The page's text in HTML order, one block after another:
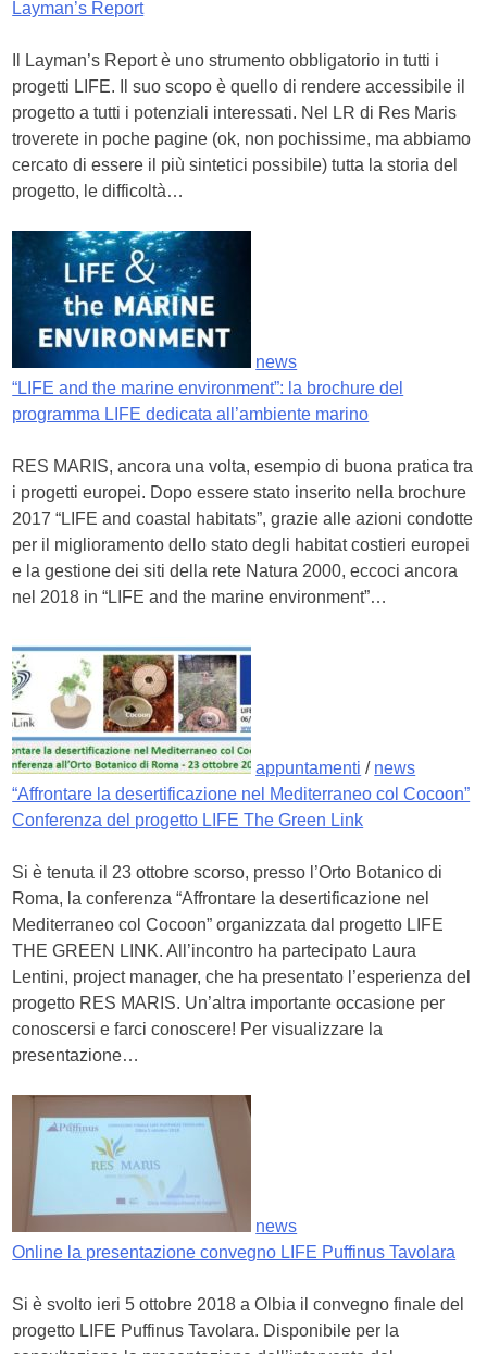
Layman’s Report
Il Layman’s Report è uno strumento obbligatorio in tutti i
progetti LIFE. Il suo scopo è quello di rendere accessibile il
progetto a tutti i potenziali interessati. Nel LR di Res Maris
troverete in poche pagine (ok, non pochissime, ma abbiamo
cercato di essere il più sintetici possibile) tutta la storia del
progetto, le difficoltà…
news
“LIFE and the marine environment”: la brochure del
programma LIFE dedicata all’ambiente marino
RES MARIS, ancora una volta, esempio di buona pratica tra
i progetti europei. Dopo essere stato inserito nella brochure
2017 “LIFE and coastal habitats”, grazie alle azioni condotte
per il miglioramento dello stato degli habitat costieri europei
e la gestione dei siti della rete Natura 2000, eccoci ancora
nel 2018 in “LIFE and the marine environment”…
appuntamenti / news
“Affrontare la desertificazione nel Mediterraneo col Cocoon”
Conferenza del progetto LIFE The Green Link
Si è tenuta il 23 ottobre scorso, presso l’Orto Botanico di
Roma, la conferenza “Affrontare la desertificazione nel
Mediterraneo col Cocoon” organizzata dal progetto LIFE
THE GREEN LINK. All’incontro ha partecipato Laura
Lentini, project manager, che ha presentato l’esperienza del
progetto RES MARIS. Un’altra importante occasione per
conoscersi e farci conoscere! Per visualizzare la
presentazione…
news
Online la presentazione convegno LIFE Puffinus Tavolara
Si è svolto ieri 5 ottobre 2018 a Olbia il convegno finale del
progetto LIFE Puffinus Tavolara. Disponibile per la